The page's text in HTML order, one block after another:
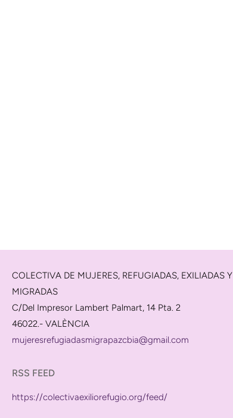
COLECTIVA DE MUJERES, REFUGIADAS, EXILIADAS Y
MIGRADAS
C/Del Impresor Lambert Palmart, 14 Pta. 2
46022.- VALÈNCIA
mujeresrefugiadasmigrapazcbia@gmail.com
RSS FEED
https://colectivaexiliorefugio.org/feed/